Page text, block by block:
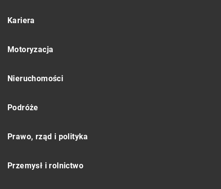
Kariera
Motoryzacja
Nieruchomości
Podróże
Prawo, rząd i polityka
Przemysł i rolnictwo